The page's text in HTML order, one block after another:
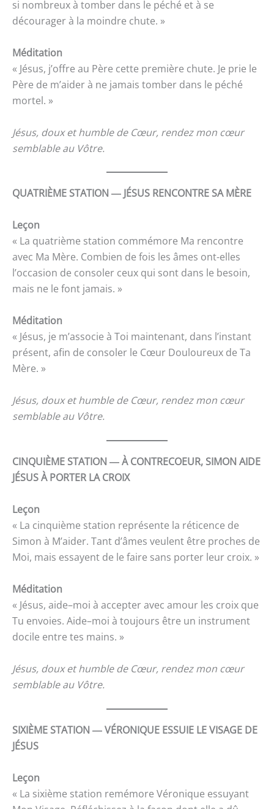
si nombreux à tomber dans le péché et à se
décourager à la moindre chute. »
Méditation
« Jésus, j’offre au Père cette première chute. Je prie le
Père de m’aider à ne jamais tomber dans le péché
mortel. »
Jésus, doux et humble de Cœur, rendez mon cœur
semblable au Vôtre.
QUATRIÈME STATION ― JÉSUS RENCONTRE SA MÈRE
Leçon
« La quatrième station commémore Ma rencontre
avec Ma Mère. Combien de fois les âmes ont-elles
l’occasion de consoler ceux qui sont dans le besoin,
mais ne le font jamais. »
Méditation
« Jésus, je m’associe à Toi maintenant, dans l’instant
présent, afin de consoler le Cœur Douloureux de Ta
Mère. »
Jésus, doux et humble de Cœur, rendez mon cœur
semblable au Vôtre.
CINQUIÈME STATION ― À CONTRECOEUR, SIMON AIDE
JÉSUS À PORTER LA CROIX
Leçon
« La cinquième station représente la réticence de
Simon à M’aider. Tant d’âmes veulent être proches de
Moi, mais essayent de le faire sans porter leur croix. »
Méditation
« Jésus, aide–moi à accepter avec amour les croix que
Tu envoies. Aide–moi à toujours être un instrument
docile entre tes mains. »
Jésus, doux et humble de Cœur, rendez mon cœur
semblable au Vôtre.
SIXIÈME STATION ― VÉRONIQUE ESSUIE LE VISAGE DE
JÉSUS
Leçon
« La sixième station remémore Véronique essuyant